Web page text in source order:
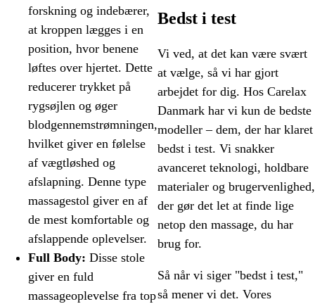
forskning og indebærer,
at kroppen lægges i en
position, hvor benene
løftes over hjertet. Dette
reducerer trykket på
rygsøjlen og øger
blodgennemstrømningen,
hvilket giver en følelse
af vægtløshed og
afslapning. Denne type
massagestol giver en af
de mest komfortable og
afslappende oplevelser.
Full Body: Disse stole
giver en fuld
massageoplevelse fra top
Bedst i test
Vi ved, at det kan være svært
at vælge, så vi har gjort
arbejdet for dig. Hos Carelax
Danmark har vi kun de bedste
modeller – dem, der har klaret
bedst i test. Vi snakker
avanceret teknologi, holdbare
materialer og brugervenlighed,
der gør det let at finde lige
netop den massage, du har
brug for.
Så når vi siger "bedst i test,"
så mener vi det. Vores